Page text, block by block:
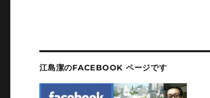
江島潔のFACEBOOK ページです